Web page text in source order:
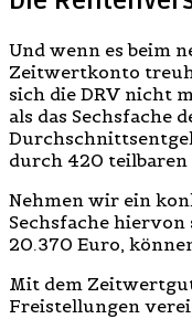
Und wenn es beim
Zeitwertkonto
sich die DRV nicht
als das Sechsfache
durch 420
Nehmen wir ein
Sechsfache
20.370 Euro,
Mit dem
Freistellungen